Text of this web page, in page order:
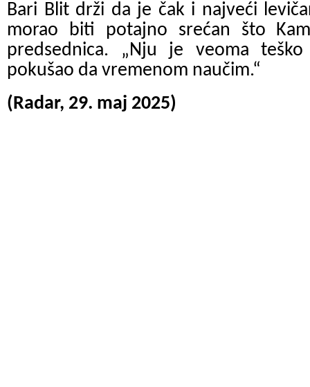
Bari Blit drži da je čak i najveći
morao biti potajno srećan što
predsednica. „Nju je veoma
pokušao da vremenom naučim.“
(Radar, 29. maj 2025)